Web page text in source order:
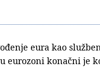
eura kao
eurozoni konačni je